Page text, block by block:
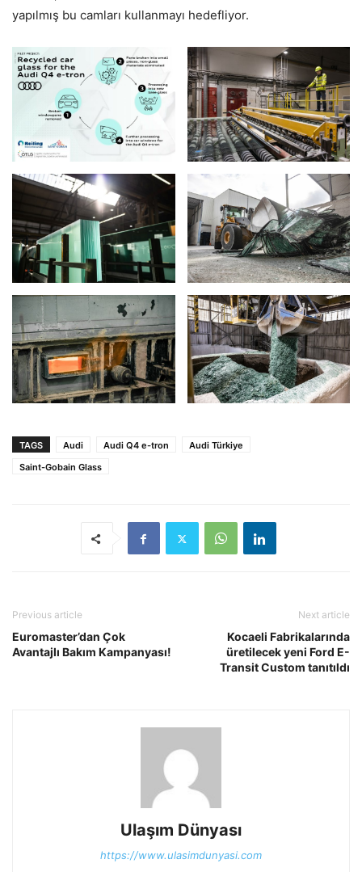
yapılmış bu camları kullanmayı hedefliyor.
TAGS Audi Audi Q4 e-tron
Audi Türkiye
Saint-Gobain Glass
Previous article
Euromaster’dan Çok
Avantajlı Bakım Kampanyası!
Next article
Kocaeli Fabrikalarında
üretilecek yeni Ford E-
Transit Custom tanıtıldı
Ulaşım Dünyası
https://www.ulasimdunyasi.com